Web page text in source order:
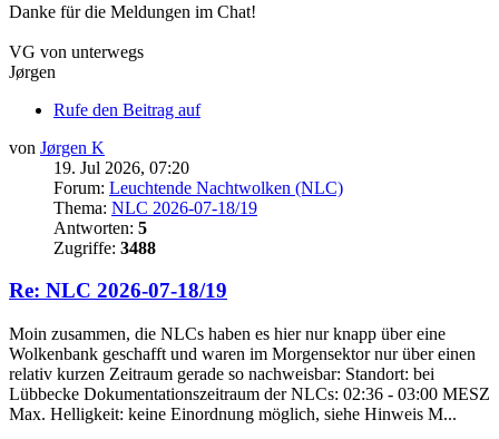
Danke für die Meldungen im Chat!
VG von unterwegs
Jørgen
Rufe den Beitrag auf
von Jørgen K
19. Jul 2026, 07:20
Forum: Leuchtende Nachtwolken (NLC)
Thema: NLC 2026-07-18/19
Antworten: 5
Zugriffe: 3488
Re: NLC 2026-07-18/19
Moin zusammen, die NLCs haben es hier nur knapp über eine
Wolkenbank geschafft und waren im Morgensektor nur über einen
relativ kurzen Zeitraum gerade so nachweisbar: Standort: bei
Lübbecke Dokumentationszeitraum der NLCs: 02:36 - 03:00 MESZ
Max. Helligkeit: keine Einordnung möglich, siehe Hinweis M...